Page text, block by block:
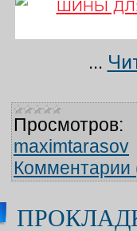
...
Просмотров:
maximtarasov
Комментарии